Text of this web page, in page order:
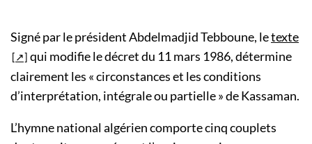
Signé par le président Abdelmadjid Tebboune, letexte
qui modifie le décret du 11 mars 1986, détermine
clairement les « circonstances et les conditions
d’interprétation, intégrale ou partielle » de Kassaman.
L’hymne national algérien comporte cinq couplets